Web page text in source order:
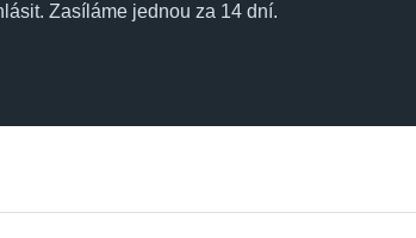
Zasíláme jednou za 14 dní.